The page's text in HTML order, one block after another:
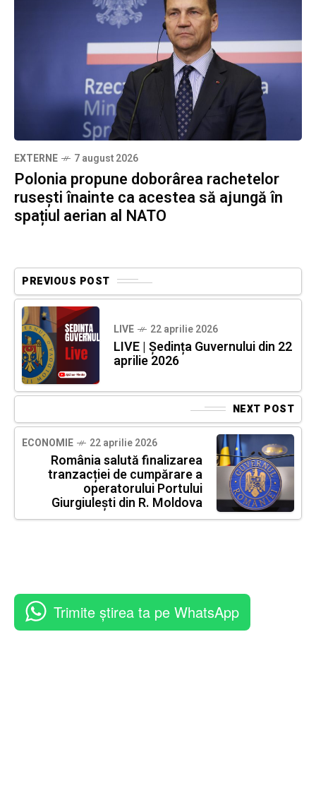
EXTERNE 7 august 2026
Polonia propune doborârea rachetelor
rusești înainte ca acestea să ajungă în
spațiul aerian al NATO
PREVIOUS POST
LIVE 22 aprilie 2026
LIVE | Ședința Guvernului din 22
aprilie 2026
NEXT POST
ECONOMIE 22 aprilie 2026
România salută finalizarea
tranzacției de cumpărare a
operatorului Portului
Giurgiulești din R. Moldova
Trimite știrea ta pe WhatsApp